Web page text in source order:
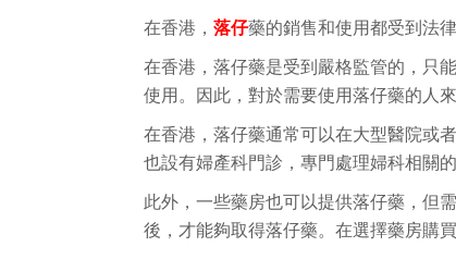
在香港， 落仔藥的銷售和使用都受到法
在香港，落仔藥是受到嚴格監管的，只
使用。因此，對於需要使用落仔藥的人
在香港，落仔藥通常可以在大型醫院或
也設有婦產科門診，專門處理婦科相關
此外，一些藥房也可以提供落仔藥，但
後，才能夠取得落仔藥。在選擇藥房購